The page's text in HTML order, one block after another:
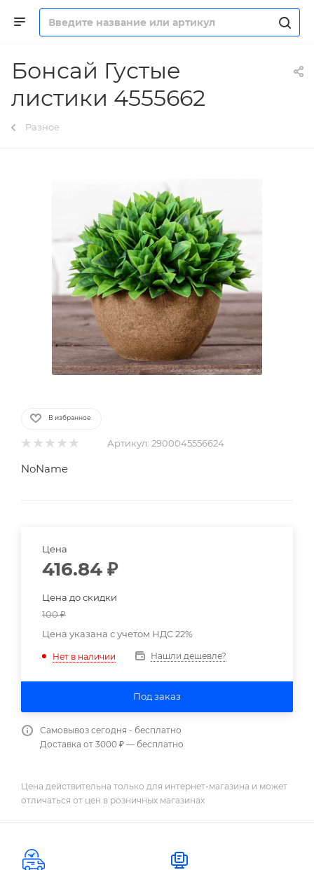
Бонсай Густые
листики 4555662
Разное
В избранное
Артикул: 2900045556624
NoName
Цена
416.84 ₽
Цена до скидки
100₽
Цена указана с учетом НДС 22%
Нет в наличии Нашли дешевле?
Под заказ
Самовывоз сегодня - бесплатно
Доставка от 3000 ₽ — бесплатно
Цена действительна только для интернет-магазина и может
отличаться от цен в розничных магазинах